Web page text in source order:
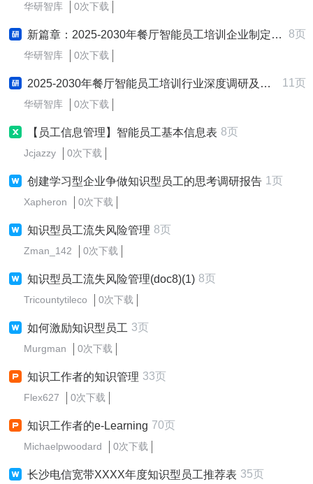
华研智库 0次下载
新篇章：2025-2030年餐厅智能员工培训企业制定与实施新质生产力战略研究报告 8页
华研智库 0次下载
2025-2030年餐厅智能员工培训行业深度调研及发展战略咨询报告 11页
华研智库 0次下载
【员工信息管理】智能员工基本信息表 8页
Jcjazzy 0次下载
创建学习型企业争做知识型员工的思考调研报告 1页
Xapheron 0次下载
知识型员工流失风险管理 8页
Zman_142 0次下载
知识型员工流失风险管理(doc8)(1) 8页
Tricountytileco 0次下载
如何激励知识型员工 3页
Murgman 0次下载
知识工作者的知识管理 33页
Flex627 0次下载
知识工作者的e-Learning 70页
Michaelpwoodard 0次下载
长沙电信宽带XXXX年度知识型员工推荐表 35页